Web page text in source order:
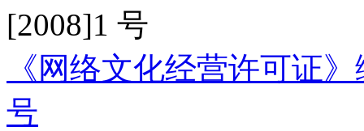
[2008]1 号
《网络文化经营许可证
号